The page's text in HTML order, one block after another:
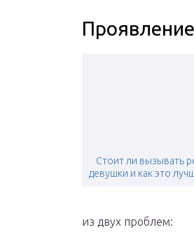
Стоит ли вызывать
девушки и как это
из двух проблем: